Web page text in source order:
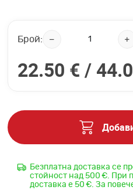
Брой:
22.50 € /
Безплатна доставка се
стойност над 500 €. При
доставка е 50 €. За